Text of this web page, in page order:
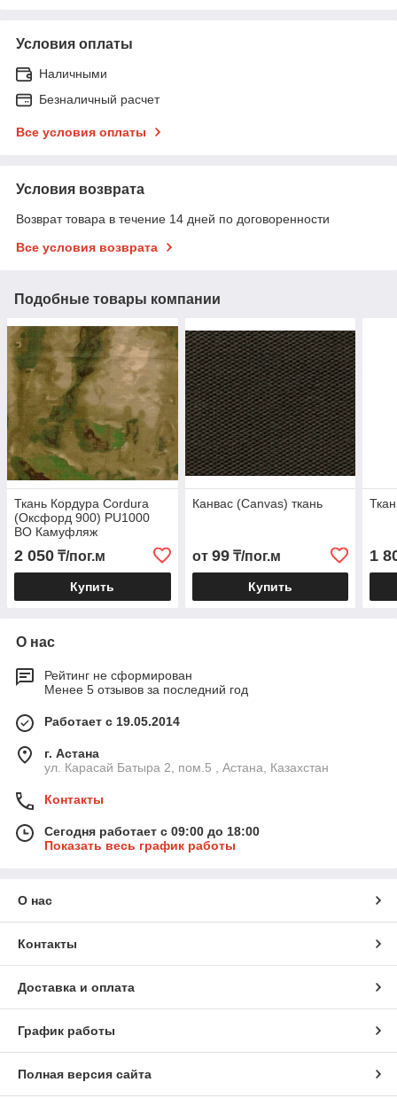
Условия оплаты
Наличными
Безналичный расчет
Все условия оплаты
Условия возврата
Возврат товара в течение 14 дней по договоренности
Все условия возврата
Подобные товары компании
Ткань Кордура Cordura
(Оксфорд 900) PU1000
ВО Камуфляж
2 050 ₸/пог.м
Купить
Канвас (Canvas) ткань
от 99₸/пог.м
Купить
1
О нас
Рейтинг не сформирован
Менее 5 отзывов за последний год
Работает с 19.05.2014
г. Астана
ул. Карасай Батыра 2, пом.5 , Астана, Казахстан
Контакты
Сегодня работает с 09:00 до 18:00
Показать весь график работы
О нас
Контакты
Доставка и оплата
График работы
Полная версия сайта